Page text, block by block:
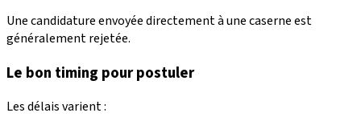
Une candidature envoyée directement à une caserne est
généralement rejetée.
Le bon timing pour postuler
Les délais varient :